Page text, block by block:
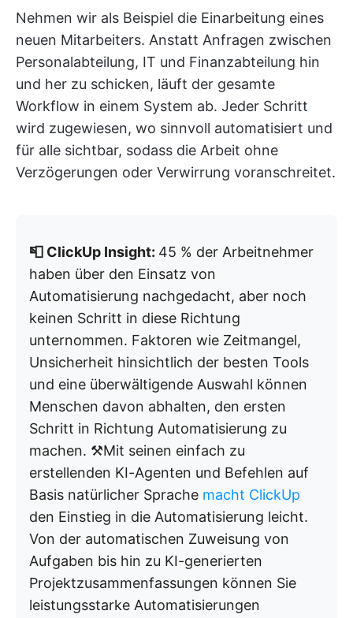
Nehmen wir als Beispiel die Einarbeitung eines
neuen Mitarbeiters. Anstatt Anfragen zwischen
Personalabteilung, IT und Finanzabteilung hin
und her zu schicken, läuft der gesamte
Workflow in einem System ab. Jeder Schritt
wird zugewiesen, wo sinnvoll automatisiert und
für alle sichtbar, sodass die Arbeit ohne
Verzögerungen oder Verwirrung voranschreitet.
📮 ClickUp Insight: 45 % der Arbeitnehmer
haben über den Einsatz von
Automatisierung nachgedacht, aber noch
keinen Schritt in diese Richtung
unternommen. Faktoren wie Zeitmangel,
Unsicherheit hinsichtlich der besten Tools
und eine überwältigende Auswahl können
Menschen davon abhalten, den ersten
Schritt in Richtung Automatisierung zu
machen. ⚒️Mit seinen einfach zu
erstellenden KI-Agenten und Befehlen auf
Basis natürlicher Sprache macht ClickUp
den Einstieg in die Automatisierung leicht.
Von der automatischen Zuweisung von
Aufgaben bis hin zu KI-generierten
Projektzusammenfassungen können Sie
leistungsstarke Automatisierungen